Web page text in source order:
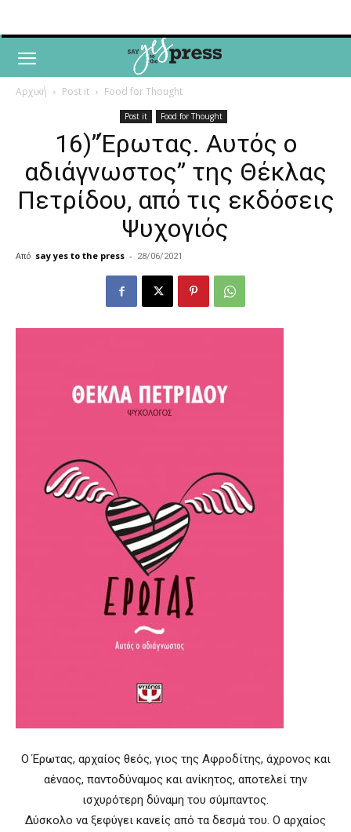
Αρχική Post it Food for Thought
Post it Food for Thought
16)”Έρωτας. Αυτός ο
αδιάγνωστος” της Θέκλας
Πετρίδου, από τις εκδόσεις
Ψυχογιός
Από say yes to the press - 28/06/2021
Ο Έρωτας, αρχαίος θεός, γιος της Αφροδίτης, άχρονος και
αέναος, παντοδύναμος και ανίκητος, αποτελεί την
ισχυρότερη δύναμη του σύμπαντος.
Δύσκολο να ξεφύγει κανείς από τα δεσμά του. Ο αρχαίος